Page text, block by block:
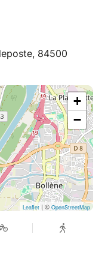
84500
+
−
Leaflet | © OpenStreetMap